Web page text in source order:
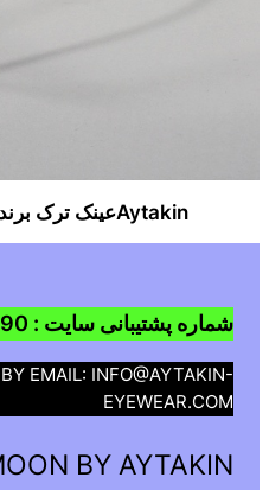
Aytakinعینک ترک برند آیتکین مدلA2103c1
شماره پشتیبانی سایت : 09960454590
EMAIL: INFO@AYTAKIN-
EYEWEAR.COM
BY AYTAKIN